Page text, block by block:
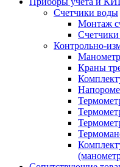
Счетчики воды
Монтаж
Контрольно-
Краны